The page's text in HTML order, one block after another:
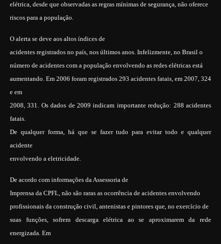
elétrica, desde que observadas as regras mínimas de segurança, não oferece
riscos para a população.
O alerta se deve aos altos índices de
acidentes registrados no país, nos últimos anos. Infelizmente, no Brasil o
número de acidentes com a população envolvendo as redes elétricas está
aumentando. Em 2006 foram registrados 293 acidentes fatais, em 2007, 324
e em
2008, 331. Os dados de 2009 indicam importante redução: 288 acidentes
fatais.
De qualquer forma, há que se fazer tudo para evitar todo e qualquer
acidente
envolvendo a eletricidade.
De acordo com informações da Assessoria de
Imprensa da CPFL, não são raras as ocorrência de acidentes envolvendo
profissionais da construção civil, antenistas e pintores que, no exercício de
suas funções, sofrem descarga elétrica ao se aproximarem da rede
energizada. Em